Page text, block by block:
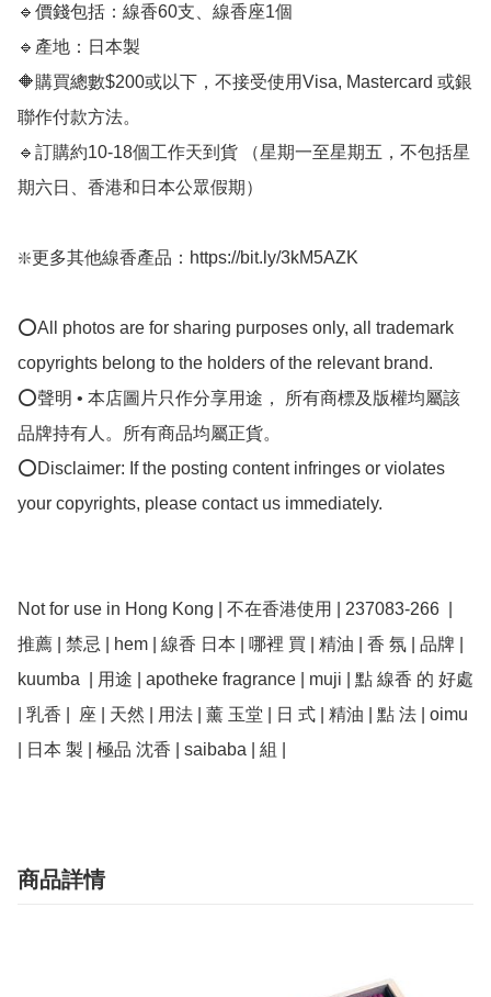
🔹價錢包括：線香60支、線香座1個
🔹產地：日本製
🔶購買總數$200或以下，不接受使用Visa, Mastercard 或銀
聯作付款方法。
🔹訂購約10-18個工作天到貨 （星期一至星期五，不包括星
期六日、香港和日本公眾假期）
❇️更多其他線香產品：https://bit.ly/3kM5AZK
⭕All photos are for sharing purposes only, all trademark
copyrights belong to the holders of the relevant brand.
⭕聲明 • 本店圖片只作分享用途， 所有商標及版權均屬該
品牌持有人。所有商品均屬正貨。
⭕Disclaimer: If the posting content infringes or violates
your copyrights, please contact us immediately.
Not for use in Hong Kong | 不在香港使用 | 237083-266  |
推薦 | 禁忌 | hem | 線香 日本 | 哪裡 買 | 精油 | 香 氛 | 品牌 |
kuumba  | 用途 | apotheke fragrance | muji | 點 線香 的 好處
| 乳香 |  座 | 天然 | 用法 | 薰 玉堂 | 日 式 | 精油 | 點 法 | oimu
商品詳情